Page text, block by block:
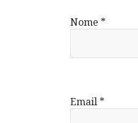
Nome *
Email *